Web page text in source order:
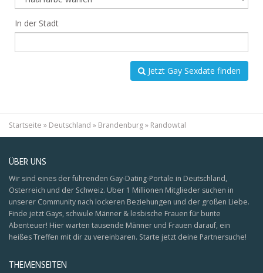
In der Stadt
Jetzt Gay Sexdate finden
Startseite » Deutschland » Brandenburg» Randowtal
ÜBER UNS
Wir sind eines der führenden Gay-Dating-Portale in Deutschland,
Österreich und der Schweiz. Über 1 Millionen Mitglieder suchen in
unserer Community nach lockeren Beziehungen und der großen Liebe.
Finde jetzt Gays, schwule Männer & lesbische Frauen für bunte
Abenteuer! Hier warten tausende Männer und Frauen darauf, ein
heißes Treffen mit dir zu vereinbaren. Starte jetzt deine Partnersuche!
THEMENSEITEN